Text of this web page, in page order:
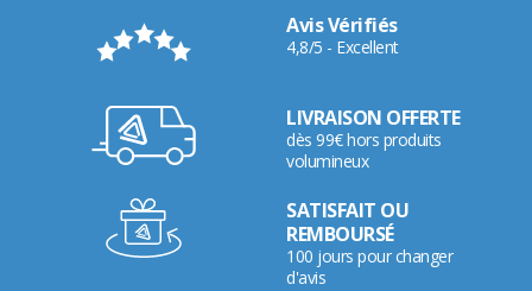
Avis Vérifiés
4,8/5 - Excellent
LIVRAISON OFFERTE
dès 99€ hors produits
volumineux
SATISFAIT OU
REMBOURSÉ
100 jours pour changer
d'avis